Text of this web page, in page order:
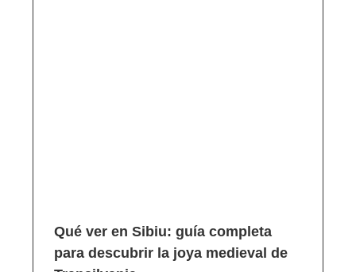
Qué ver en Sibiu: guía completa
para descubrir la joya medieval de